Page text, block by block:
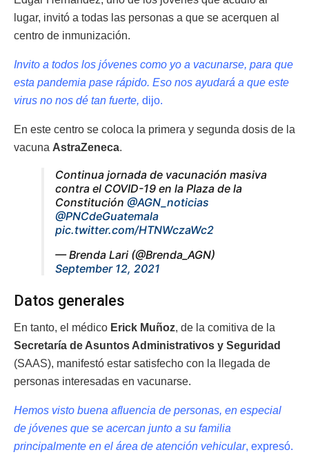
lugar, invitó a todas las personas a que se acerquen al
centro de inmunización.
Invito a todos los jóvenes como yo a vacunarse, para que
esta pandemia pase rápido. Eso nos ayudará a que este
virus no nos dé tan fuerte, dijo.
En este centro se coloca la primera y segunda dosis de la
vacuna AstraZeneca.
Continua jornada de vacunación masiva
contra el COVID-19 en la Plaza de la
Constitución @AGN_noticias
@PNCdeGuatemala
pic.twitter.com/HTNWczaWc2
— Brenda Lari (@Brenda_AGN)
September 12, 2021
Datos generales
En tanto, el médico Erick Muñoz, de la comitiva de la
Secretaría de Asuntos Administrativos y Seguridad
(SAAS), manifestó estar satisfecho con la llegada de
personas interesadas en vacunarse.
Hemos visto buena afluencia de personas, en especial
de jóvenes que se acercan junto a su familia
principalmente en el área de atención vehicular, expresó.